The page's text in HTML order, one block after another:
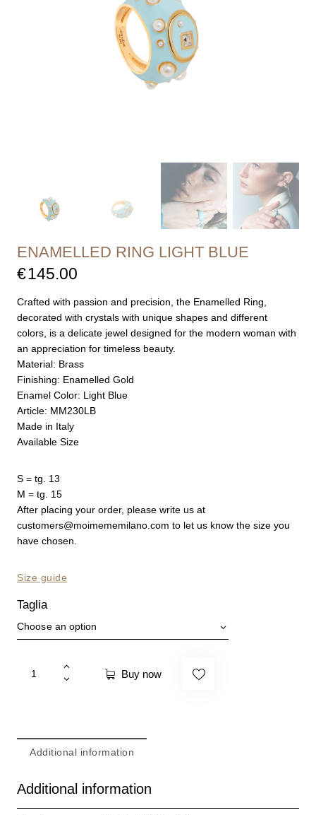
ENAMELLED RING LIGHT BLUE
€145.00
Crafted with passion and precision, the Enamelled Ring,
decorated with crystals with unique shapes and different
colors, is a delicate jewel designed for the modern woman with
an appreciation for timeless beauty.
Material: Brass
Finishing: Enamelled Gold
Enamel Color: Light Blue
Article: MM230LB
Made in Italy
Available Size
S = tg. 13
M = tg. 15
After placing your order, please write us at
customers@moimememilano.com to let us know the size you
have chosen.
Size guide
Taglia
Buy now
Additional information
Additional information